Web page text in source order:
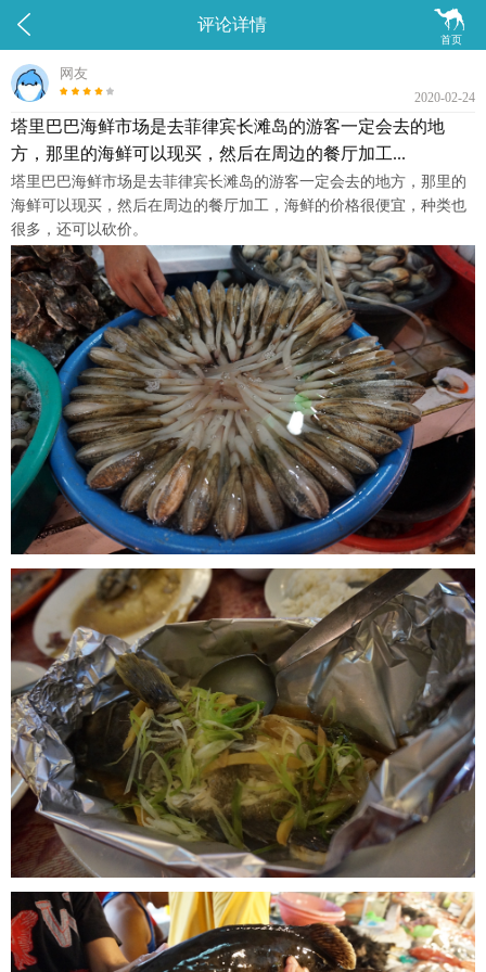
 
首页
评论详情
网友
2020-02-24
塔里巴巴海鲜市场是去菲律宾长滩岛的游客一定会去的地
方，那里的海鲜可以现买，然后在周边的餐厅加工...
塔里巴巴海鲜市场是去菲律宾长滩岛的游客一定会去的地方，那里的
海鲜可以现买，然后在周边的餐厅加工，海鲜的价格很便宜，种类也
很多，还可以砍价。